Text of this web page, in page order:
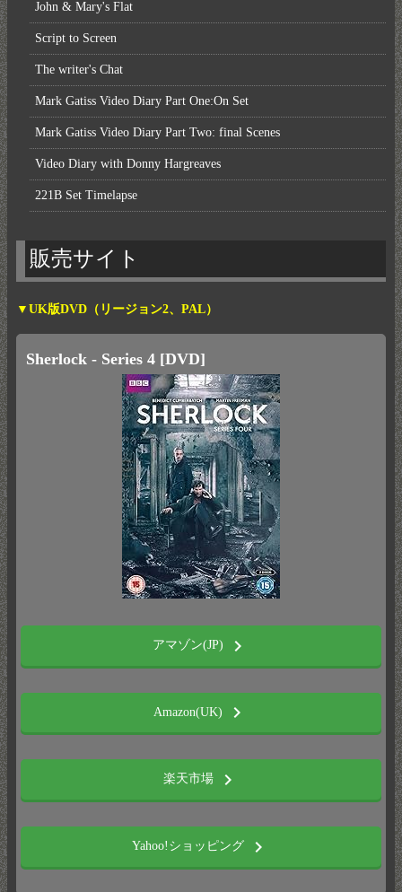
John & Mary's Flat
Script to Screen
The writer's Chat
Mark Gatiss Video Diary Part One:On Set
Mark Gatiss Video Diary Part Two: final Scenes
Video Diary with Donny Hargreaves
221B Set Timelapse
販売サイト
▼UK版DVD（リージョン2、PAL）
Sherlock - Series 4 [DVD]
アマゾン(JP) chevron_right
Amazon(UK) chevron_right
楽天市場 chevron_right
Yahoo!ショッピング chevron_right